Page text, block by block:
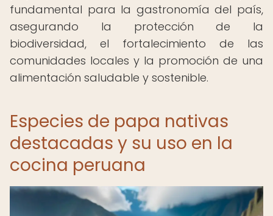
fundamental para la gastronomía del país,
asegurando la protección de la
biodiversidad, el fortalecimiento de las
comunidades locales y la promoción de una
alimentación saludable y sostenible.
Especies de papa nativas
destacadas y su uso en la
cocina peruana